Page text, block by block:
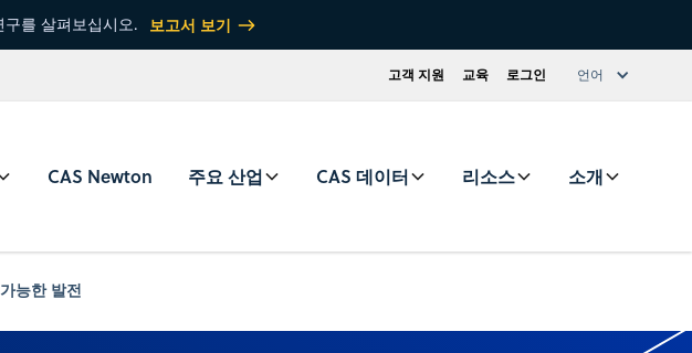
를 살펴보십시오. 보고서 보기
고객 지원 교육 로그인 언어
CAS Newton 주요 산업 CAS 데이터 리소스 소개
능한 발전